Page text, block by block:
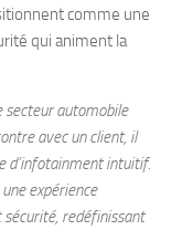
comme une
qui animent la
secteur automobile
avec un client, il
d’infotainment intuitif.
expérience
redéfinissant